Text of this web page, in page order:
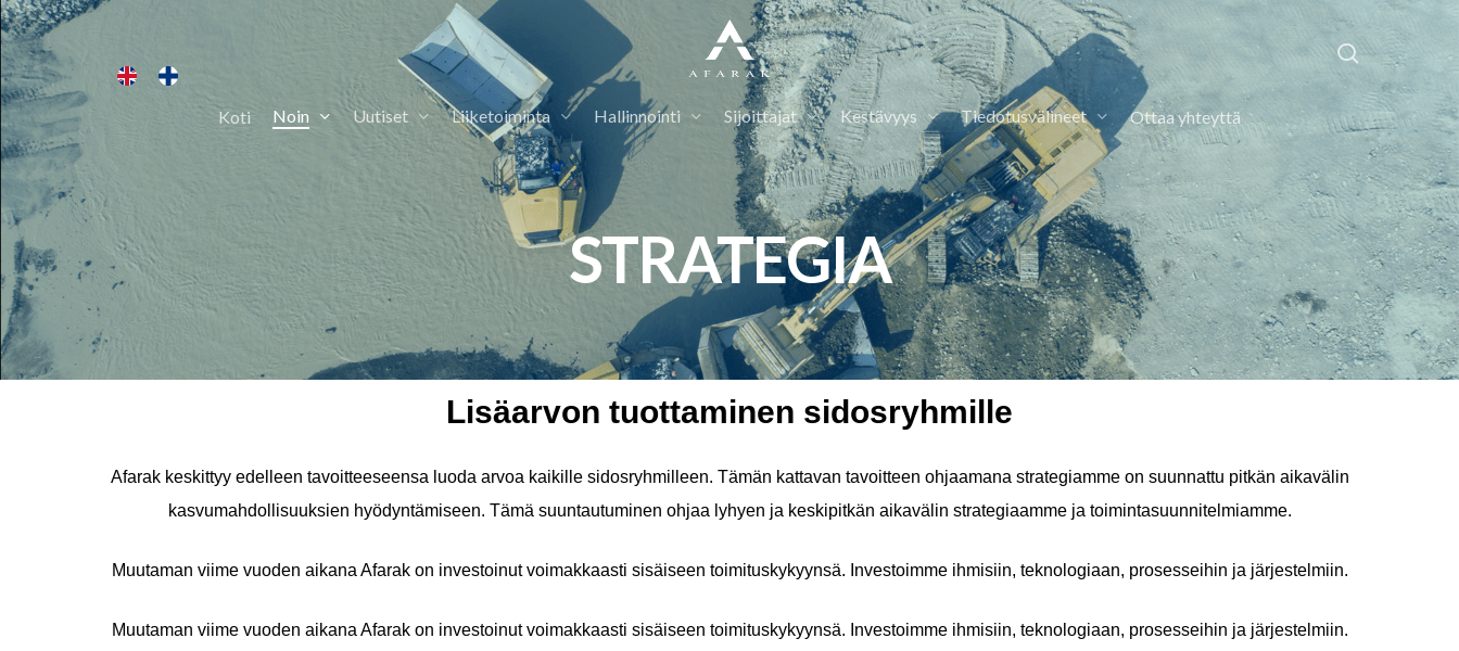
Skip
to
main
content
search
Koti Noin Uutiset Liiketoiminta Hallinnointi Sijoittajat Kestävyys Tiedotusvälineet Ottaa yhteyttä
STRATEGIA
Lisäarvon tuottaminen sidosryhmille
Afarak keskittyy edelleen tavoitteeseensa luoda arvoa kaikille sidosryhmilleen. Tämän kattavan tavoitteen ohjaamana strategiamme on suunnattu pitkän aikavälin
kasvumahdollisuuksien hyödyntämiseen. Tämä suuntautuminen ohjaa lyhyen ja keskipitkän aikavälin strategiaamme ja toimintasuunnitelmiamme.
Muutaman viime vuoden aikana Afarak on investoinut voimakkaasti sisäiseen toimituskykyynsä. Investoimme ihmisiin, teknologiaan, prosesseihin ja järjestelmiin.
Muutaman viime vuoden aikana Afarak on investoinut voimakkaasti sisäiseen toimituskykyynsä. Investoimme ihmisiin, teknologiaan, prosesseihin ja järjestelmiin.